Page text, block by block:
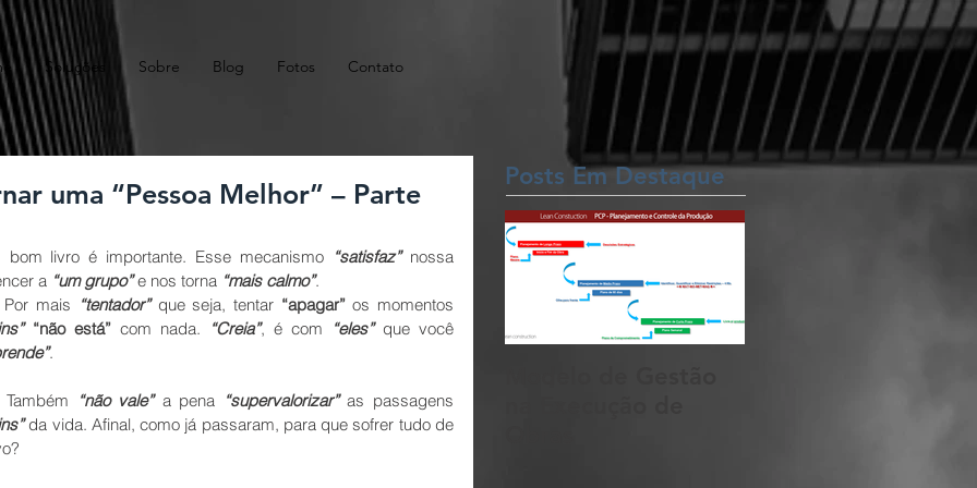
Soluções Sobre Blog Fotos Contato
uma “Pessoa Melhor” – Parte
livro é importante. Esse mecanismo “satisfaz” nossa
a “um grupo” e nos torna “mais calmo”.
mais “tentador” que seja, tentar “apagar”
“não está” com nada. “Creia”, é com “eles”
.
“não vale” a pena “supervalorizar”
da vida. Afinal, como já passaram, para que sofrer tudo de
Posts Em Destaque